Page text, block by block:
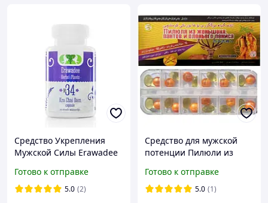
Средство Укрепления
Мужской Силы Erawadee
Капсулы
Готово к отправке
5.0 (2)
Средство для мужской
потенции Пилюли из
оленьего пениса, 12+12
Готово к отправке
5.0 (1)